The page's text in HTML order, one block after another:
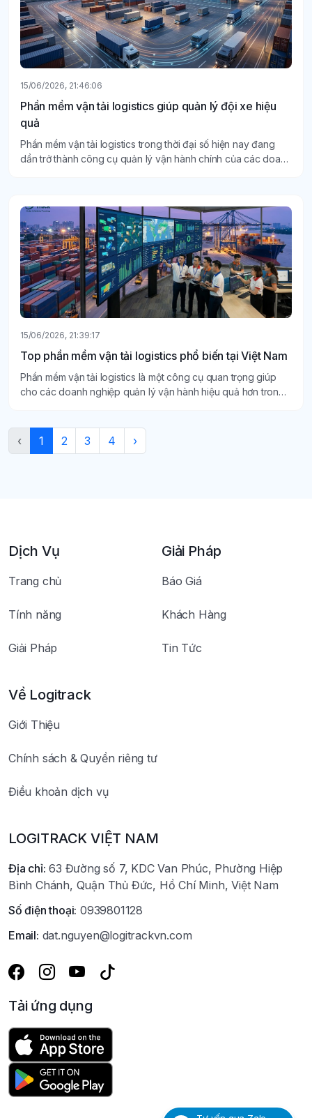
15/06/2026, 21:46:06
Phần mềm vận tải logistics giúp quản lý đội xe hiệu
quả
Phần mềm vận tải logistics trong thời đại số hiện nay đang
dần trở thành công cụ quản lý vận hành chính của các doanh
15/06/2026, 21:39:17
Top phần mềm vận tải logistics phổ biến tại Việt Nam
Phần mềm vận tải logistics là một công cụ quan trọng giúp
cho các doanh nghiệp quản lý vận hành hiệu quả hơn trong
‹ 1 2 3 4 ›
Dịch Vụ
Trang chủ
Tính năng
Giải Pháp
Giải Pháp
Báo Giá
Khách Hàng
Tin Tức
Về Logitrack
Giới Thiệu
Chính sách & Quyền riêng tư
Điều khoản dịch vụ
LOGITRACK VIỆT NAM
Địa chỉ: 63 Đường số 7, KDC Van Phúc, Phường Hiệp
Bình Chánh, Quận Thủ Đức, Hồ Chí Minh, Việt Nam
Số điện thoại: 0939801128
Email: dat.nguyen@logitrackvn.com
Tải ứng dụng